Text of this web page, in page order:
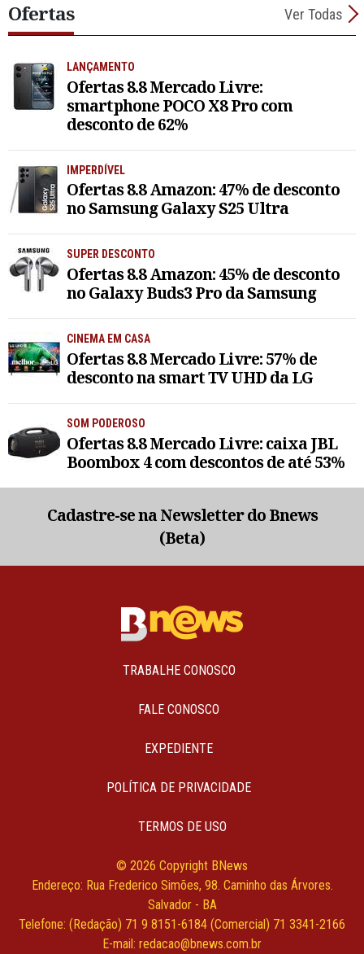
Ofertas Ver Todas
LANÇAMENTO
Ofertas 8.8 Mercado Livre:
smartphone POCO X8 Pro com
desconto de 62%
IMPERDÍVEL
Ofertas 8.8 Amazon: 47% de desconto
no Samsung Galaxy S25 Ultra
SUPER DESCONTO
Ofertas 8.8 Amazon: 45% de desconto
no Galaxy Buds3 Pro da Samsung
CINEMA EM CASA
Ofertas 8.8 Mercado Livre: 57% de
desconto na smart TV UHD da LG
SOM PODEROSO
Ofertas 8.8 Mercado Livre: caixa JBL
Boombox 4 com descontos de até 53%
Cadastre-se na Newsletter do Bnews
(Beta)
TRABALHE CONOSCO
FALE CONOSCO
EXPEDIENTE
POLÍTICA DE PRIVACIDADE
TERMOS DE USO
© 2026 Copyright BNews
Endereço: Rua Frederico Simões, 98. Caminho das Árvores.
Salvador - BA
Telefone: (Redação) 71 9 8151-6184 (Comercial) 71 3341-2166
E-mail: redacao@bnews.com.br